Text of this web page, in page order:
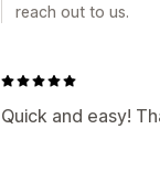
reach out to us.
Quick and easy!